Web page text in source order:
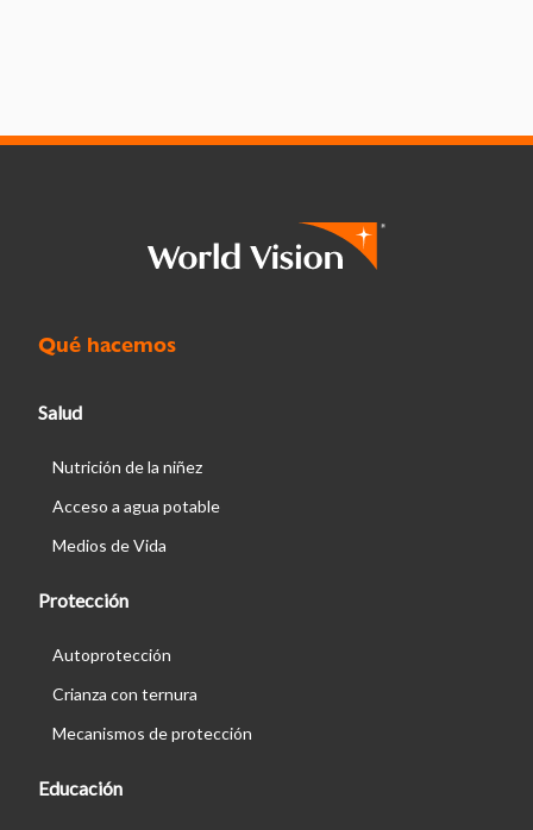
Qué hacemos
Salud
Nutrición de la niñez
Acceso a agua potable
Medios de Vida
Protección
Autoprotección
Crianza con ternura
Mecanismos de protección
Educación